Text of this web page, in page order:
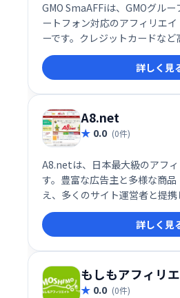
GMO SmaAFFiは、GMOグル
ートフォン対応のアフィリエ
ーです。クレジットカードな
登録など成果獲得しやすい案
の広告を取り揃えています。様
し、アフィリエイトマーケテ
す。
詳しく見
A8.net
0.0 (0件)
A8.netは、日本最大級のアフ
す。豊富な広告主と多様な商
え、多くのサイト運営者と提
型なので、成果に応じて報酬
的な収益化をサポートします。
で、幅広いユーザーにご利用
詳しく見
もしもアフィリ
0.0 (0件)